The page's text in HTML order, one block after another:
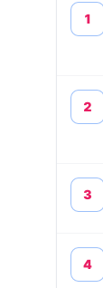
1
2
3
4